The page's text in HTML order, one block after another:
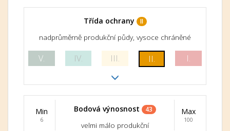
Třída ochrany II
nadprůměrně produkční půdy, vysoce chráněné
V. IV. III. II. I.
Min
6
Bodová výnosnost 43
velmi málo produkční
Max
100